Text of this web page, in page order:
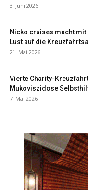
3. Juni 2026
Nicko cruises macht mit
Lust auf die
21. Mai 2026
Vierte Charity-
Mukoviszidose
7. Mai 2026